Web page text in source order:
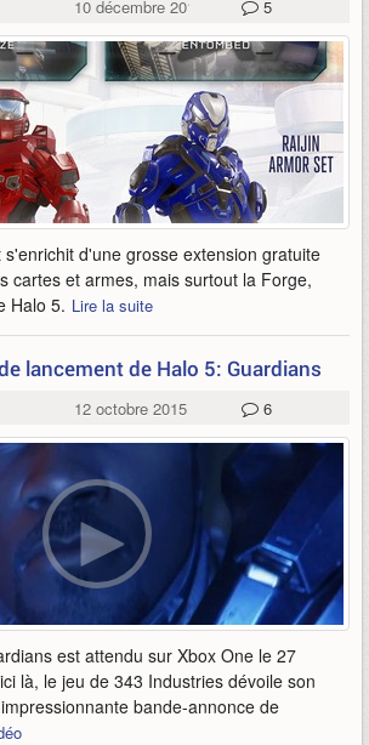
10 décembre 2015 5
d'une grosse extension gratuite
cartes et armes, mais surtout la Forge,
Halo 5. Lire la suite
lancement de Halo 5: Guardians
12 octobre 2015 6
est attendu sur Xbox One le 27
là, le jeu de 343 Industries dévoile son
bande-annonce de